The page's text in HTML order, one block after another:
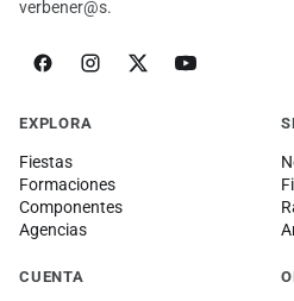
verbener@s.
EXPLORA
Fiestas
Formaciones
Componentes
Agencias
CUENTA